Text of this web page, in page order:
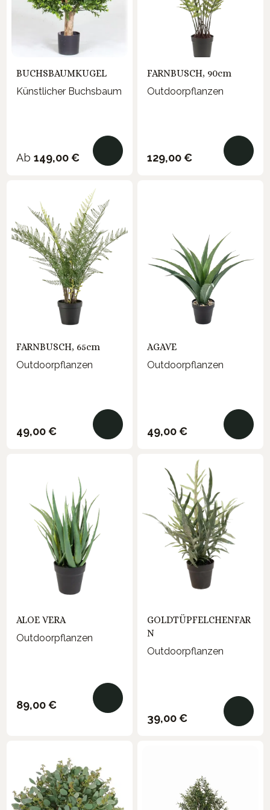
BUCHSBAUMKUGEL
Künstlicher Buchsbaum
Regulärer Preis:
Ab 149,00 €
FARNBUSCH, 90cm
Outdoorpflanzen
Regulärer Preis:
129,00 €
FARNBUSCH, 65cm
Outdoorpflanzen
Regulärer Preis:
49,00 €
AGAVE
Outdoorpflanzen
Regulärer Preis:
49,00 €
ALOE VERA
Outdoorpflanzen
Regulärer Preis:
89,00 €
GOLDTÜPFELCHENFAR
N
Outdoorpflanzen
Regulärer Preis:
39,00 €